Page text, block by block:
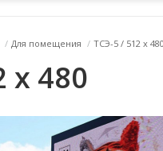
/ Для помещения / ТСЭ-5 / 512 x
x 480